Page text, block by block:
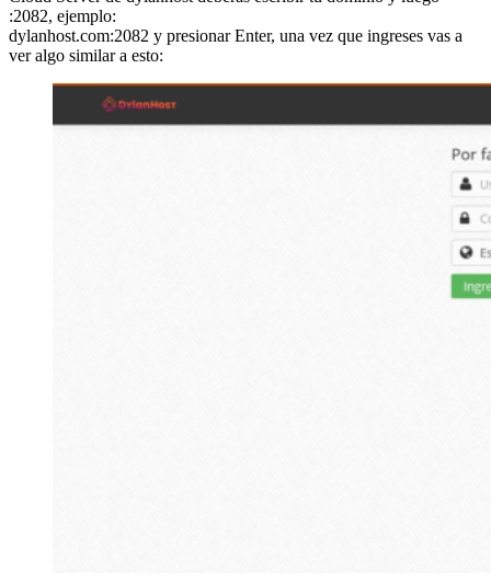
:2082, ejemplo:
dylanhost.com:2082 y presionar Enter, una vez que ingreses vas a
ver algo similar a esto: